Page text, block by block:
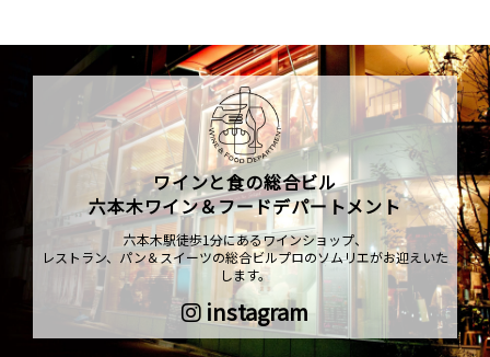
ワインと食の総合ビル
六本木ワイン＆フードデパートメント
六本木駅徒歩1分にあるワインショップ、
レストラン、パン＆スイーツの総合ビルプロのソムリエがお迎えいた
します。
instagram